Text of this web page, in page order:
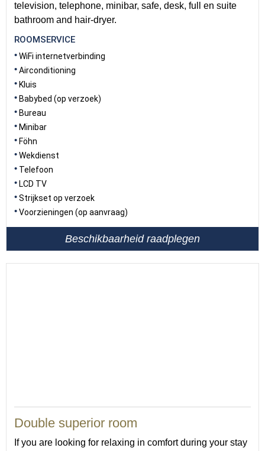
television, telephone, minibar, safe, desk, full en suite
bathroom and hair-dryer.
ROOMSERVICE
WiFi internetverbinding
Airconditioning
Kluis
Babybed (op verzoek)
Bureau
Minibar
Föhn
Wekdienst
Telefoon
LCD TV
Strijkset op verzoek
Voorzieningen (op aanvraag)
Beschikbaarheid raadplegen
Double superior room
If you are looking for relaxing in comfort during your stay